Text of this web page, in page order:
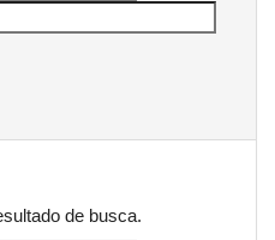
de busca.